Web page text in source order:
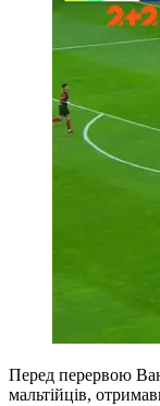
Перед перервою
мальтійців,